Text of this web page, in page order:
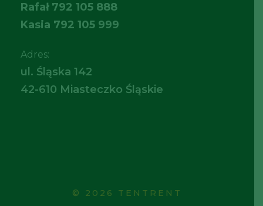
Rafał 792 105 888
Kasia 792 105 999
Adres:
ul. Śląska 142
42-610 Miasteczko Śląskie
© 2026 TENTRENT